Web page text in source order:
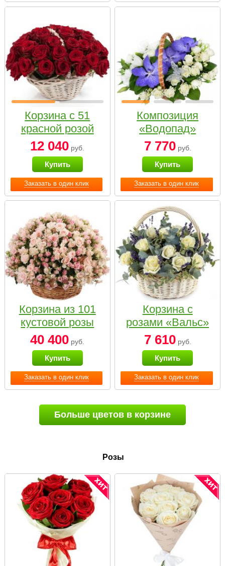
Заказать в один клик
Корзина с 51
красной розой
12 040 руб.
Купить
Заказать в один клик
Композиция
«Водопад»
7 770руб.
Купить
Заказать в один клик
Корзина из 101
кустовой розы
нежных тонов
40 400 руб.
Купить
Заказать в один клик
Корзина с
розами «Вальс»
7 610руб.
Купить
Больше цветов в корзине
Розы